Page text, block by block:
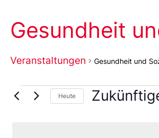
Gesundheit
Veranstaltungen Gesundheit und
Heute